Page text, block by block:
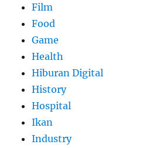
Film
Food
Game
Health
Hiburan Digital
History
Hospital
Ikan
Industry